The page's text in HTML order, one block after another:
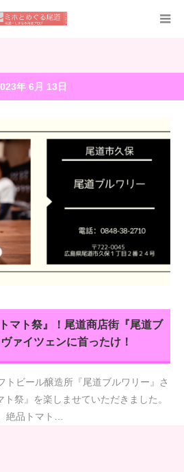
年 6月 13日
マト祭』！尾道商店街『尾道ブ
ァイツェンに首ったけ！
トビール醸造所『尾道ブルワリー』さ
祭』を楽しませていただきました。
絶品トマト…